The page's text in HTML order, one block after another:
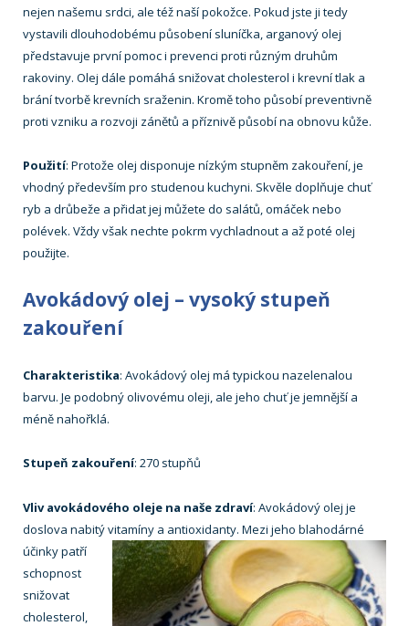
nejen našemu srdci, ale též naší pokožce. Pokud jste ji tedy
vystavili dlouhodobému působení sluníčka, arganový olej
představuje první pomoc i prevenci proti různým druhům
rakoviny. Olej dále pomáhá snižovat cholesterol i krevní tlak a
brání tvorbě krevních sraženin. Kromě toho působí preventivně
proti vzniku a rozvoji zánětů a příznivě působí na obnovu kůže.
Použití: Protože olej disponuje nízkým stupněm zakouření, je
vhodný především pro studenou kuchyni. Skvěle doplňuje chuť
ryb a drůbeže a přidat jej můžete do salátů, omáček nebo
polévek. Vždy však nechte pokrm vychladnout a až poté olej
použijte.
Avokádový olej – vysoký stupeň
zakouření
Charakteristika: Avokádový olej má typickou nazelenalou
barvu. Je podobný olivovému oleji, ale jeho chuť je jemnější a
méně nahořklá.
Stupeň zakouření: 270 stupňů
Vliv avokádového oleje na naše zdraví: Avokádový olej je
doslova nabitý vitamíny a antioxidanty. Mezi jeho blahodárné
účinky patří
schopnost
snižovat
cholesterol,